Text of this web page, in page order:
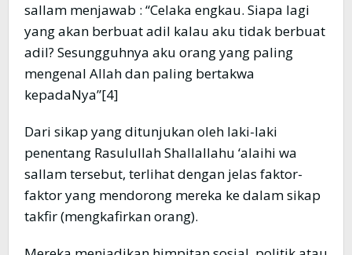
sallam menjawab : “Celaka engkau. Siapa lagi
yang akan berbuat adil kalau aku tidak berbuat
adil? Sesungguhnya aku orang yang paling
mengenal Allah dan paling bertakwa
kepadaNya”[4]
Dari sikap yang ditunjukan oleh laki-laki
penentang Rasulullah Shallallahu ‘alaihi wa
sallam tersebut, terlihat dengan jelas faktor-
faktor yang mendorong mereka ke dalam sikap
takfir (mengkafirkan orang).